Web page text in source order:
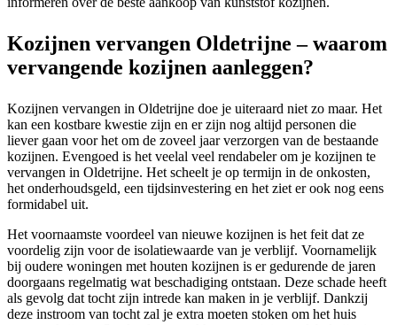
Kozijnen vervangen Oldetrijne – waarom
vervangende kozijnen aanleggen?
Kozijnen vervangen in Oldetrijne doe je uiteraard niet zo maar. Het
kan een kostbare kwestie zijn en er zijn nog altijd personen die
liever gaan voor het om de zoveel jaar verzorgen van de bestaande
kozijnen. Evengoed is het veelal veel rendabeler om je kozijnen te
vervangen in Oldetrijne. Het scheelt je op termijn in de onkosten,
het onderhoudsgeld, een tijdsinvestering en het ziet er ook nog eens
formidabel uit.
Het voornaamste voordeel van nieuwe kozijnen is het feit dat ze
voordelig zijn voor de isolatiewaarde van je verblijf. Voornamelijk
bij oudere woningen met houten kozijnen is er gedurende de jaren
doorgaans regelmatig wat beschadiging ontstaan. Deze schade heeft
als gevolg dat tocht zijn intrede kan maken in je verblijf. Dankzij
deze instroom van tocht zal je extra moeten stoken om het huis